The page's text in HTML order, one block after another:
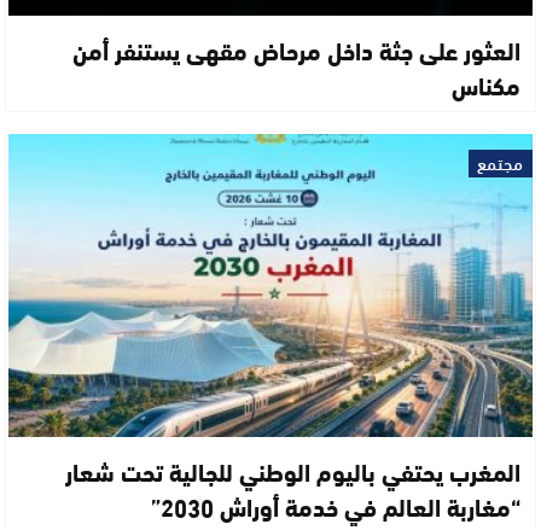
العثور على جثة داخل مرحاض مقهى يستنفر أمن
مكناس
مجتمع
المغرب يحتفي باليوم الوطني للجالية تحت شعار
“مغاربة العالم في خدمة أوراش 2030”